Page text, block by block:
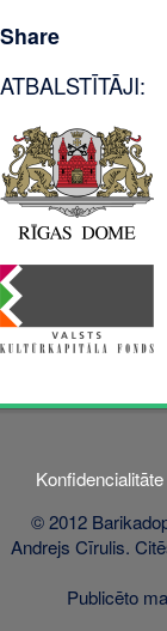
Share
ATBALSTĪTĀJI:
Konfidencialitāte
© 2012
Andrejs Cīrulis.
Publicēto